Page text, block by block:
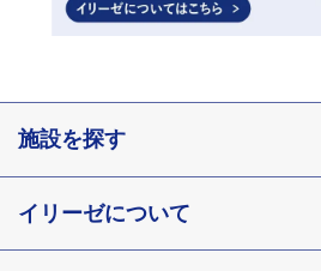
施設を探す
東京都
イリーゼについて